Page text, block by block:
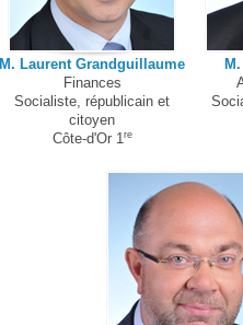
M. Laurent Grandguillaume
Finances
Socialiste, républicain et
citoyen
Côte-d'Or 1re